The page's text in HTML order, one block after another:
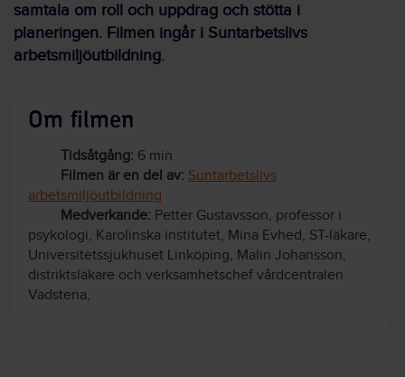
samtala om roll och uppdrag och stötta i
planeringen. Filmen ingår i Suntarbetslivs
arbetsmiljöutbildning.
Om filmen
Tidsåtgång: 6 min
Filmen är en del av: Suntarbetslivs
arbetsmiljöutbildning
Medverkande: Petter Gustavsson, professor i
psykologi, Karolinska institutet, Mina Evhed, ST-läkare,
Universitetssjukhuset Linköping, Malin Johansson,
distriktsläkare och verksamhetschef vårdcentralen
Vadstena,